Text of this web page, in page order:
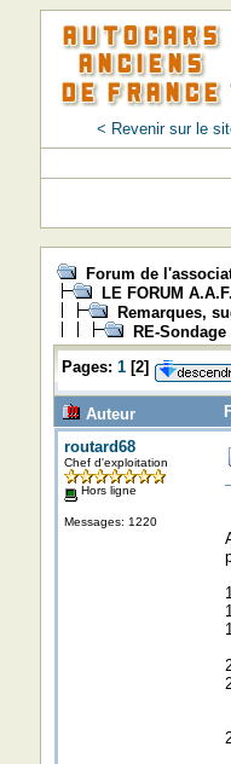
< Revenir sur le
Forum de
LE FORUM A.A.F.
Remarques,
RE-Sondage
Pages: 1[2]
Auteur
routard68
Chef d'exploitation
Hors ligne
Messages: 1220